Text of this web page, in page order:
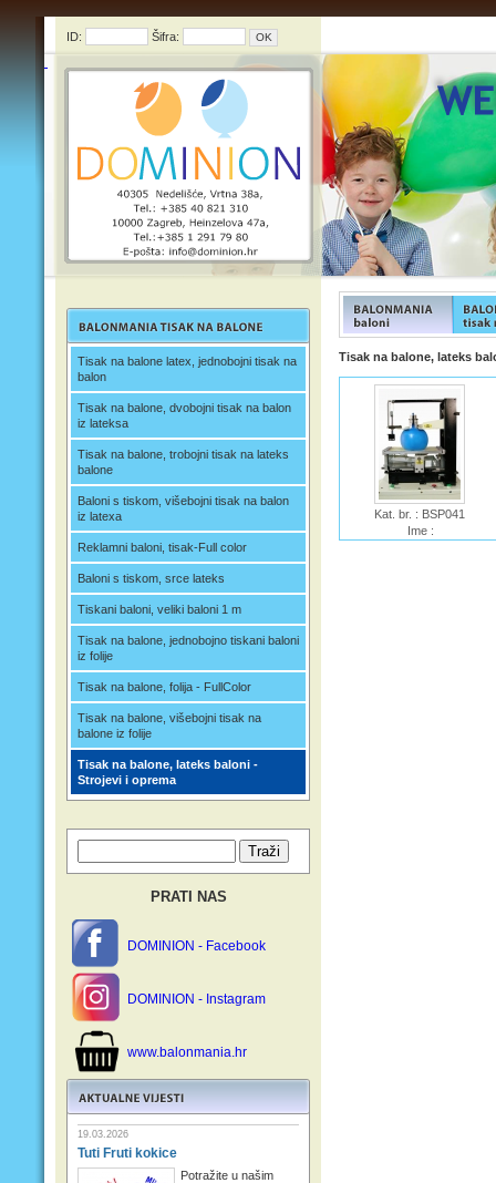
ID: Šifra:
Tisak na balone latex, jednobojni tisak na
balon
Tisak na balone, dvobojni tisak na balon
iz lateksa
Tisak na balone, trobojni tisak na lateks
balone
Baloni s tiskom, višebojni tisak na balon
iz latexa
Reklamni baloni, tisak-Full color
Baloni s tiskom, srce lateks
Tiskani baloni, veliki baloni 1 m
Tisak na balone, jednobojno tiskani baloni
iz folije
Tisak na balone, folija - FullColor
Tisak na balone, višebojni tisak na
balone iz folije
Tisak na balone, lateks baloni -
Strojevi i oprema
PRATI NAS
DOMINION - Facebook
DOMINION - Instagram
www.balonmania.hr
19.03.2026
Tuti Fruti kokice
Potražite u našim
Tisak na balone, lateks
Kat. br. : BSP041
Ime :